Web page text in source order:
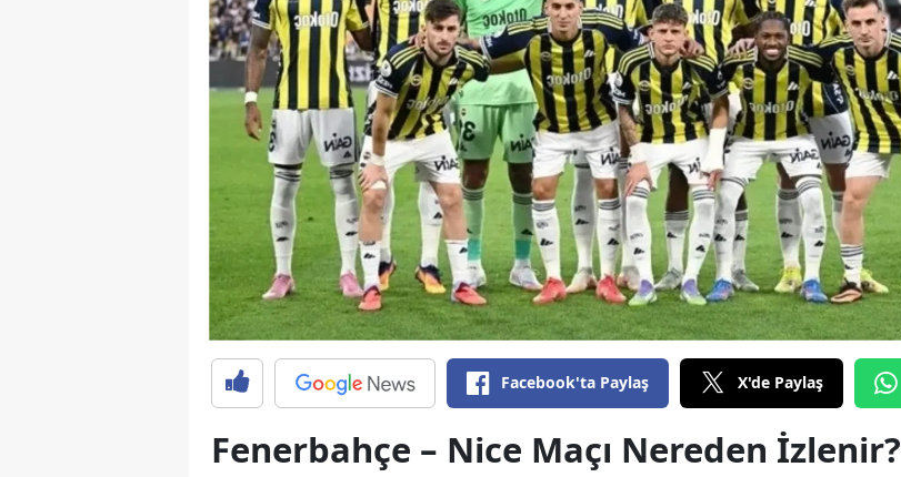
Facebook'ta Paylaş X'de Paylaş
Fenerbahçe – Nice Maçı Nereden İzlenir?